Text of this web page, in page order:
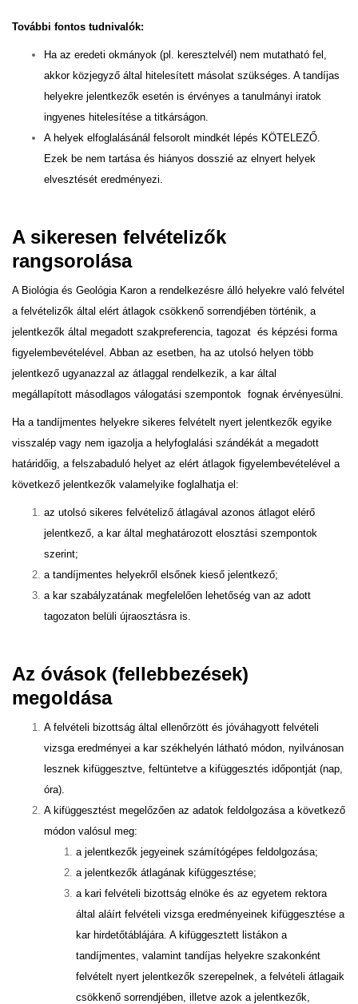
További fontos tudnivalók:
Ha az eredeti okmányok (pl. keresztelvél) nem mutatható fel,
akkor közjegyző által hitelesített másolat szükséges. A tandíjas
helyekre jelentkezők esetén is érvényes a tanulmányi iratok
ingyenes hitelesítése a titkárságon.
A helyek elfoglalásánál felsorolt mindkét lépés KÖTELEZŐ.
Ezek be nem tartása és hiányos dosszié az elnyert helyek
elvesztését eredményezi.
A sikeresen felvételizők
rangsorolása
A Biológia és Geológia Karon a rendelkezésre álló helyekre való felvétel
a felvételizők által elért átlagok csökkenő sorrendjében történik, a
jelentkezők által megadott szakpreferencia, tagozat és képzési forma
figyelembevételével. Abban az esetben, ha az utolsó helyen több
jelentkező ugyanazzal az átlaggal rendelkezik, a kar által
megállapított másodlagos válogatási szempontok fognak érvényesülni.
Ha a tandíjmentes helyekre sikeres felvételt nyert jelentkezők egyike
visszalép vagy nem igazolja a helyfoglalási szándékát a megadott
határidőig, a felszabaduló helyet az elért átlagok figyelembevételével a
következő jelentkezők valamelyike foglalhatja el:
az utolsó sikeres felvételiző átlagával azonos átlagot elérő
jelentkező, a kar által meghatározott elosztási szempontok
szerint;
a tandíjmentes helyekről elsőnek kieső jelentkező;
a kar szabályzatának megfelelően lehetőség van az adott
tagozaton belüli újraosztásra is.
Az óvások (fellebbezések)
megoldása
A felvételi bizottság által ellenőrzött és jóváhagyott felvételi
vizsga eredményei a kar székhelyén látható módon, nyilvánosan
lesznek kifüggesztve, feltüntetve a kifüggesztés időpontját (nap,
óra).
A kifüggesztést megelőzően az adatok feldolgozása a következő
módon valósul meg:
a jelentkezők jegyeinek számítógépes feldolgozása;
a jelentkezők átlagának kifüggesztése;
a kari felvételi bizottság elnöke és az egyetem rektora
által aláírt felvételi vizsga eredményeinek kifüggesztése a
kar hirdetőtáblájára. A kifüggesztett listákon a
tandíjmentes, valamint tandíjas helyekre szakonként
felvételt nyert jelentkezők szerepelnek, a felvételi átlagaik
csökkenő sorrendjében, illetve azok a jelentkezők,